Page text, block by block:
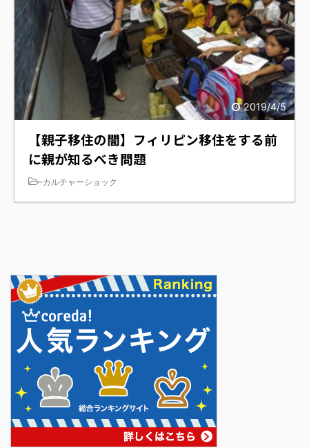
2019/4/5
【親子移住の闇】フィリピン移住をする前
に親が知るべき問題
-カルチャーショック